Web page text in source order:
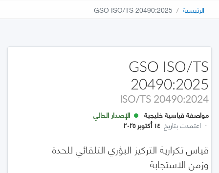
الرئيسية GSO ISO/TS 20490:2025
GSO ISO/TS
20490:2025
ISO/TS 20490:2024
مواصفة قياسية خليجية
الإصدار الحالي
· اعتمدت بتاريخ ١٤ أكتوبر ٢٠٢٥
قياس تكرارية التركيز البؤري التلقائي للحدة
وزمن الاستجابة